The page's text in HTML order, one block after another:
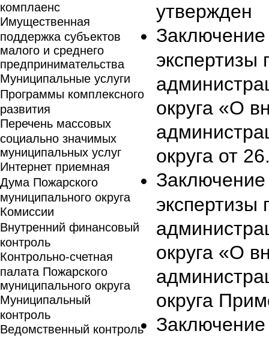
комплаенс
Имущественная
поддержка субъектов
малого и среднего
предпринимательства
Муниципальные услуги
Программы комплексного
развития
Перечень массовых
социально значимых
муниципальных услуг
Интернет приемная
Дума Пожарского
муниципального округа
Комиссии
Внутренний финансовый
контроль
Контрольно-счетная
палата Пожарского
муниципального округа
Муниципальный
контроль
Ведомственный контроль
утвержден
Заключение
экспертизы
округа «О
округа от
Заключение
экспертизы
округа «О
округа